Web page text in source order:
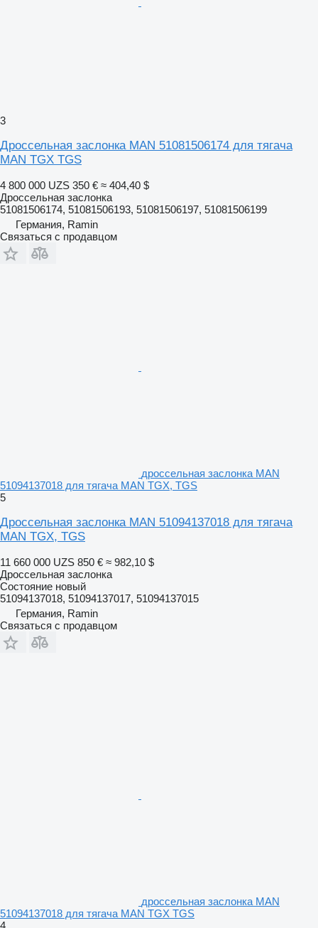
3
Дроссельная заслонка MAN 51081506174 для тягача
MAN TGX TGS
4 800 000 UZS 350 € ≈ 404,40 $
Дроссельная заслонка
51081506174, 51081506193, 51081506197, 51081506199
Германия, Ramin
Связаться с продавцом
дроссельная заслонка MAN
51094137018 для тягача MAN TGX, TGS
5
Дроссельная заслонка MAN 51094137018 для тягача
MAN TGX, TGS
11 660 000 UZS 850 € ≈ 982,10 $
Дроссельная заслонка
Состояние новый
51094137018, 51094137017, 51094137015
Германия, Ramin
Связаться с продавцом
дроссельная заслонка MAN
51094137018 для тягача MAN TGX TGS
4